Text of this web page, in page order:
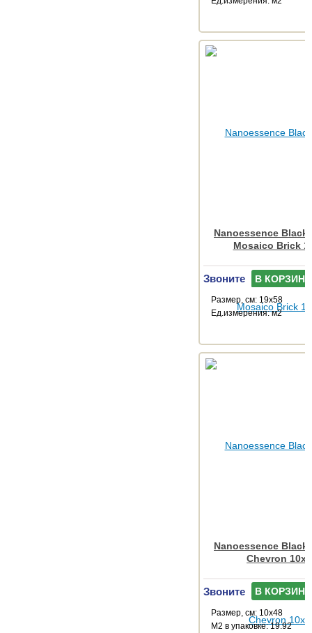
Nanoessence Black
Mosaico Brick
Звоните В КОРЗИНУ
Размер, см: 19x58
Ед.измерения: м2
Nanoessence Black
Chevron
Звоните В КОРЗИНУ
Размер, см: 10x48
М2 в упаковке: 19.92